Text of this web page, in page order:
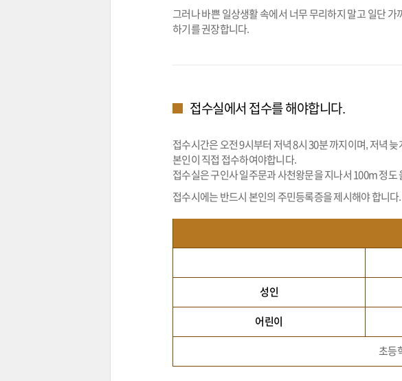
그러나 바쁜 일상생활 속에서 너무 무리하지 말고 일단
하기를 권장합니다.
접수실에서 접수를 해야합니다.
접수시간은 오전 9시부터 저녁 8시 30분 까지이며, 저녁
본인이 직접 접수하여야합니다.
접수실은 구인사 일주문과 사천왕문을 지나서 100m 정도
접수시에는 반드시 본인의 주민등록증을 제시해야 합니다.
성인
어린이
초등